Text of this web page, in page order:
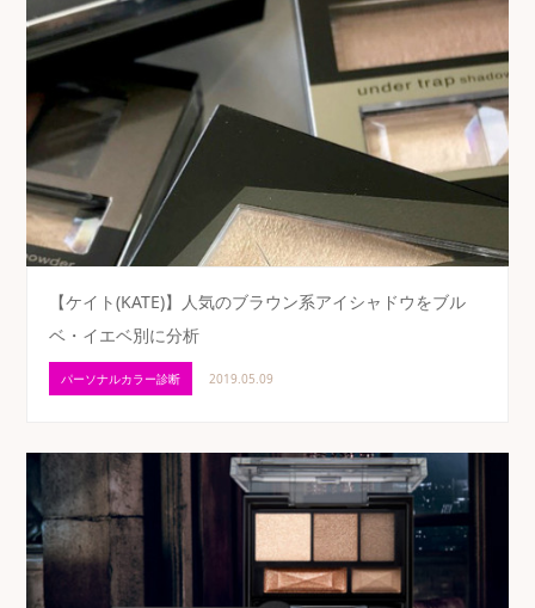
【ケイト(KATE)】人気のブラウン系アイシャドウをブル
ベ・イエベ別に分析
パーソナルカラー診断 2019.05.09